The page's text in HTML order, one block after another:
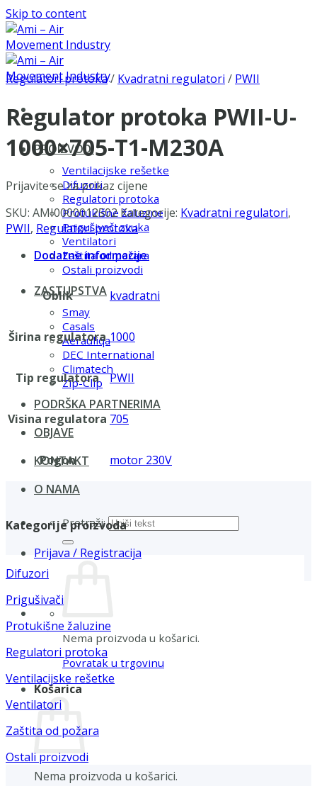
Skip to content
PROIZVODI
Ventilacijske rešetke
Difuzori
Regulatori protoka
Protukišne žaluzine
Prigušivači zvuka
Ventilatori
Zaštita od požara
Ostali proizvodi
ZASTUPSTVA
Smay
Casals
Aerauliqa
DEC International
Climatech
Zip-Clip
PODRŠKA PARTNERIMA
OBJAVE
KONTAKT
O NAMA
Pretraži:
Prijava / Registracija
Nema proizvoda u košarici.
Povratak u trgovinu
Košarica
Nema proizvoda u košarici.
Regulatori protoka/ Kvadratni regulatori / PWII
Regulator protoka PWII-U-
1000×705-T1-M230A
Prijavite se za prikaz cijene
SKU: AMI0000012502 Kategorije: Kvadratni regulatori,
PWII, Regulatori protoka
Dodatne informacije
Oblik kvadratni
Širina regulatora 1000
Tip regulatora PWII
Visina regulatora 705
Pogon motor 230V
Kategorije proizvoda
Difuzori
Prigušivači
Protukišne žaluzine
Regulatori protoka
Ventilacijske rešetke
Ventilatori
Zaštita od požara
Ostali proizvodi